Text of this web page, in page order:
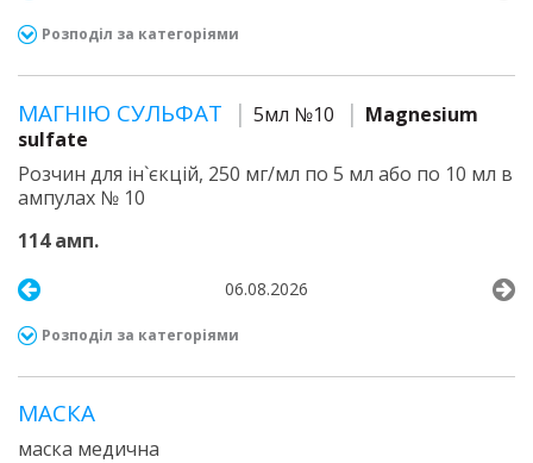
Розподіл за категоріями
МАГНІЮ СУЛЬФАТ 5мл №10
Magnesium
sulfate
Розчин для ін`єкцій, 250 мг/мл по 5 мл або по 10 мл в
ампулах № 10
114 амп.
06.08.2026
Розподіл за категоріями
МАСКА
маска медична